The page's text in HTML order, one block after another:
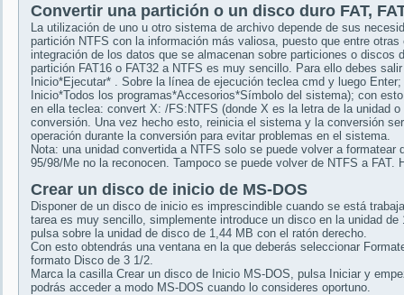
Convertir una partición o un disco duro FAT,
La utilización de uno u otro sistema de archivo depende de sus
partición NTFS con la información más valiosa, puesto que entre
integración de los datos que se almacenan sobre particiones o
partición FAT16 o FAT32 a NTFS es muy sencillo. Para ello debes
Inicio*Ejecutar* . Sobre la línea de ejecución teclea cmd y luego
Inicio*Todos los programas*Accesorios*Símbolo del sistema); con
en ella teclea: convert X: /FS:NTFS (donde X es la letra de la unidad
conversión. Una vez hecho esto, reinicia el sistema y la conversión
operación durante la conversión para evitar problemas en el sistema.
Nota: una unidad convertida a NTFS solo se puede volver a formatear
95/98/Me no la reconocen. Tampoco se puede volver de NTFS a FAT.
Crear un disco de inicio de MS-DOS
Disponer de un disco de inicio es imprescindible cuando se está
tarea es muy sencillo, simplemente introduce un disco en la unidad
pulsa sobre la unidad de disco de 1,44 MB con el ratón derecho.
Con esto obtendrás una ventana en la que deberás seleccionar
formato Disco de 3 1/2.
Marca la casilla Crear un disco de Inicio MS-DOS, pulsa Iniciar y
podrás acceder a modo MS-DOS cuando lo consideres oportuno.